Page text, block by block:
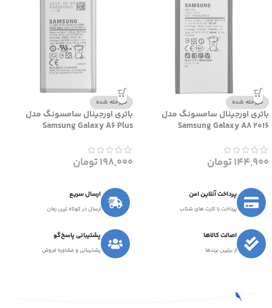
فروخته شده
باتری اورجینال سامسونگ مدل
Samsung Galaxy A8 2016
144,900تومان
فروخته شده
باتری اورجینال سامسونگ مدل
Samsung Galaxy A6 Plus
198,000تومان
پرداخت آنلاین امن
پرداخت با کارت های شتاب
ارسال سریع
ارسال در کوتاه ترین زمان
اصالت کالاها
از برترین برندها
پشتیبانی پاسخ‌گو
پشتیبانی و مشاوره فروش